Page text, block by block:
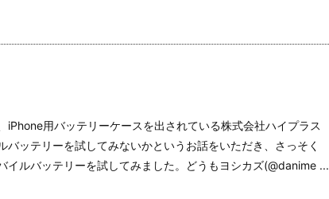
iPhone用バッテリーケースを出されている株式会社ハイプラス
バッテリーを試してみないかというお話をいただき、さっそく
イルバッテリーを試してみました。どうもヨシカズ(@danime ...